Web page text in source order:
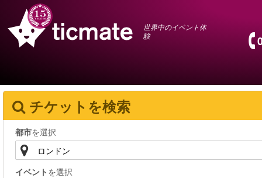
世界中のイベント体
験
チケットを検索
都市を選択
イベント を選択